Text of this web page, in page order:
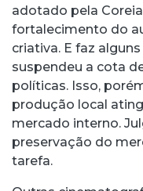
adotado pela
fortalecimento do
criativa. E faz
suspendeu a cota
políticas. Isso,
produção local
mercado interno.
preservação do
tarefa.